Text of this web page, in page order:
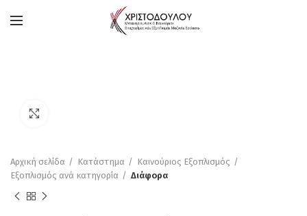
Αρχική σελίδα Κατάστημα
Καινούριος Εξοπλισμός
Εξοπλισμός ανά κατηγορία
Διάφορα